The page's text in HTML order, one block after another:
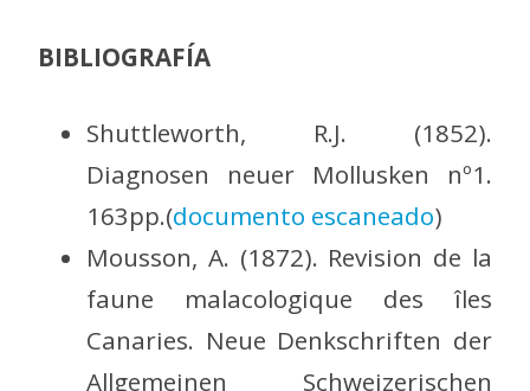
BIBLIOGRAFÍA
Shuttleworth, R.J. (1852).
Diagnosen neuer Mollusken nº1.
163pp.(documento escaneado)
Mousson, A. (1872). Revision de la
faune malacologique des îles
Canaries. Neue Denkschriften der
Allgemeinen Schweizerischen